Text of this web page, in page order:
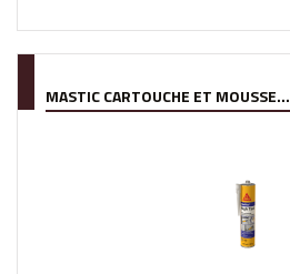
MASTIC CARTOUCHE ET MOUSSE...